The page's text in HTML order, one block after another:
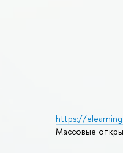
https://
Массовые